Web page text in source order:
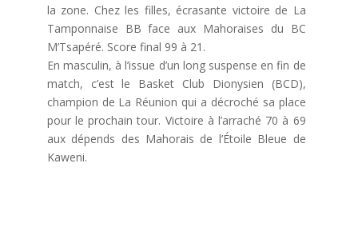
la zone. Chez les filles, écrasante victoire de La
Tamponnaise BB face aux Mahoraises du BC
M’Tsapéré. Score final 99 à 21.
En masculin, à l’issue d’un long suspense en fin de
match, c’est le Basket Club Dionysien (BCD),
champion de La Réunion qui a décroché sa place
pour le prochain tour. Victoire à l’arraché 70 à 69
aux dépends des Mahorais de l’Étoile Bleue de
Kaweni.